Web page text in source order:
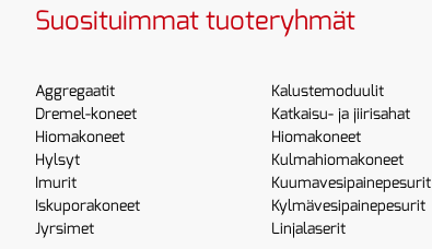
Suosituimmat tuoteryhmät
Aggregaatit
Dremel-koneet
Hiomakoneet
Hylsyt
Imurit
Iskuporakoneet
Jyrsimet
Kalustemoduulit
Katkaisu- ja jiirisahat
Hiomakoneet
Kulmahiomakoneet
Kuumavesipainepesurit
Kylmävesipainepesurit
Linjalaserit